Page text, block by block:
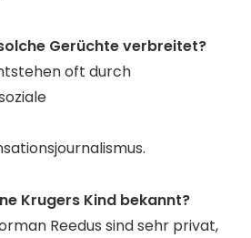
Gerüchte verbreitet?
oft durch
Krugers Kind bekannt?
Reedus sind sehr privat,